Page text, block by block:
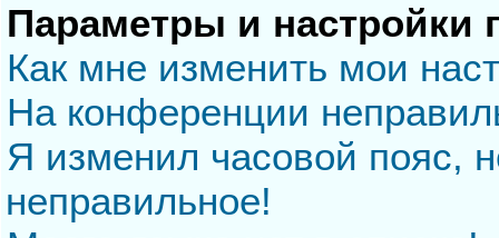
Параметры и настройки
Как мне изменить мои
На конференции
Я изменил часовой пояс,
неправильное!